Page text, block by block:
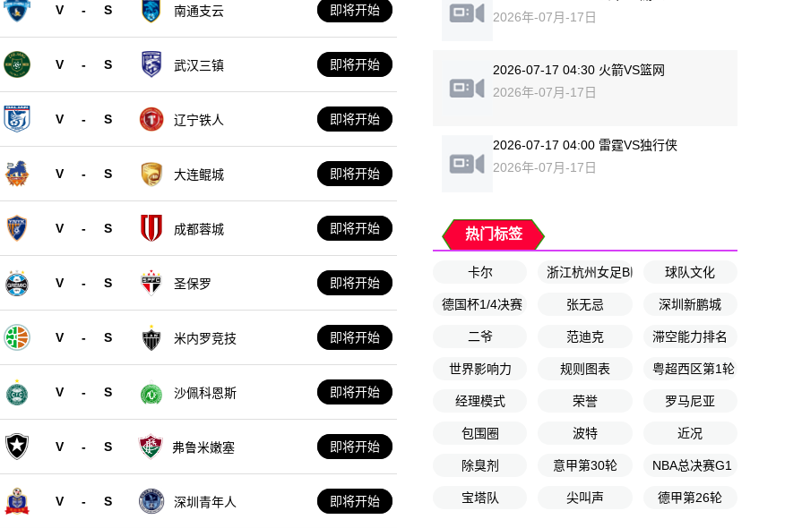
V - S 南通支云 即将开始
V - S 武汉三镇 即将开始
V - S 辽宁铁人 即将开始
V - S 大连鲲城 即将开始
V - S 成都蓉城 即将开始
V - S 圣保罗 即将开始
V - S 米内罗竞技 即将开始
V - S 沙佩科恩斯 即将开始
V - S 弗鲁米嫩塞 即将开始
V - S 深圳青年人 即将开始
2026年-07月-17日
2026-07-17 04:30 火箭VS篮网
2026年-07月-17日
2026-07-17 04:00 雷霆VS独行侠
2026年-07月-17日
热门标签
卡尔 浙江杭州女足B队 球队文化
德国杯1/4决赛 张无忌 深圳新鹏城
二爷 范迪克 滞空能力排名
世界影响力 规则图表 粤超西区第1轮
经理模式 荣誉 罗马尼亚
包围圈 波特 近况
除臭剂 意甲第30轮 NBA总决赛G1
宝塔队 尖叫声 德甲第26轮